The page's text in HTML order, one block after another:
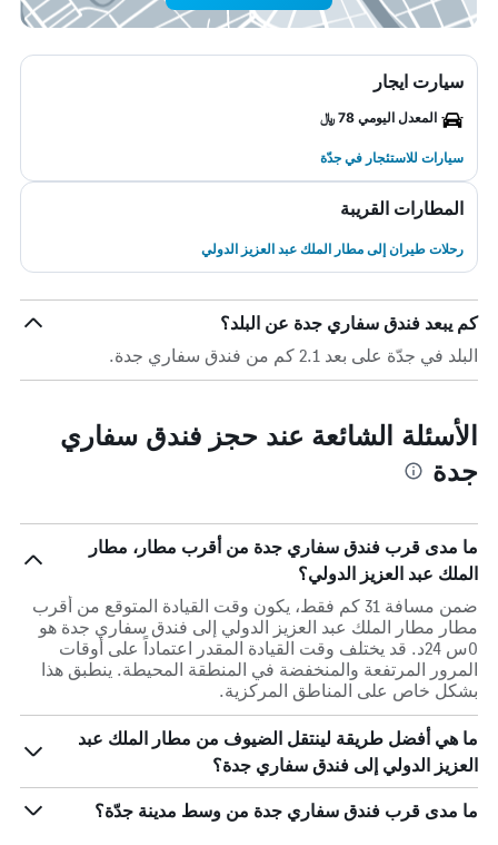
سيارت ايجار
المعدل اليومي 78 ﷼
سيارات للاستئجار في جدّة
المطارات القريبة
رحلات طيران إلى مطار الملك عبد العزيز الدولي
كم يبعد فندق سفاري جدة عن البلد؟
البلد في جدّة على بعد 2.1 كم من فندق سفاري جدة.
الأسئلة الشائعة عند حجز فندق سفاري
جدة
ما مدى قرب فندق سفاري جدة من أقرب مطار، مطار
الملك عبد العزيز الدولي؟
ضمن مسافة 31 كم فقط، يكون وقت القيادة المتوقع من أقرب
مطار مطار الملك عبد العزيز الدولي إلى فندق سفاري جدة هو
0س 24د. قد يختلف وقت القيادة المقدر اعتماداً على أوقات
المرور المرتفعة والمنخفضة في المنطقة المحيطة. ينطبق هذا
بشكل خاص على المناطق المركزية.
ما هي أفضل طريقة لينتقل الضيوف من مطار الملك عبد
العزيز الدولي إلى فندق سفاري جدة؟
ما مدى قرب فندق سفاري جدة من وسط مدينة جدّة؟